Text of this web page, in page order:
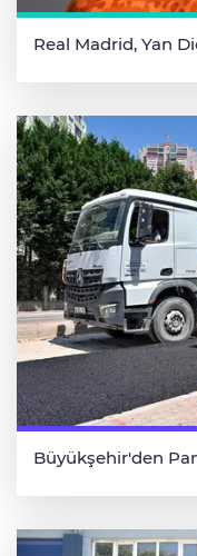
Real Madrid, Yan
Büyükşehir'den